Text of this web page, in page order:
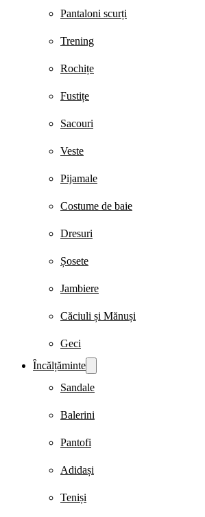
Pantaloni scurți
Trening
Rochițe
Fustițe
Sacouri
Veste
Pijamale
Costume de baie
Dresuri
Șosete
Jambiere
Căciuli și Mănuși
Geci
Încălțăminte
Sandale
Balerini
Pantofi
Adidași
Teniși